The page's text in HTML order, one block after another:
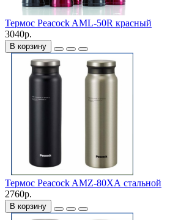
Термос Peacock AML-50R красный
3040р.
В корзину
Термос Peacock AMZ-80ХА стальной
2760р.
В корзину